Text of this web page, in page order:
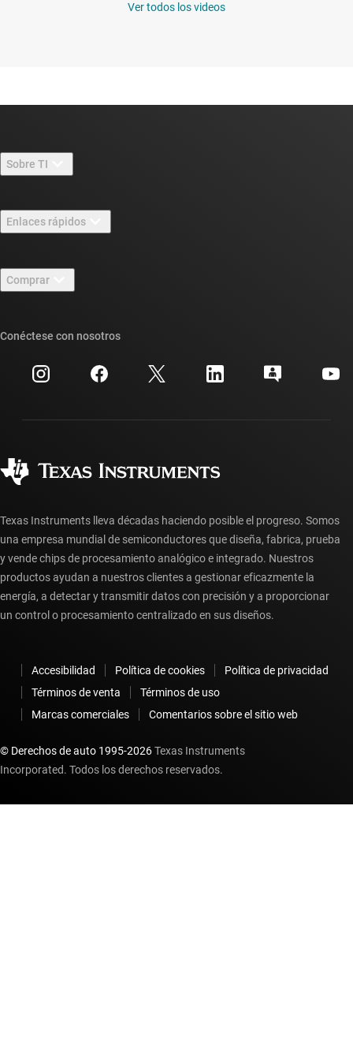
Ver todos los videos
Sobre TI
Carreras laborales
Sala de redacción
Eventos
Relaciones con los inversionistas
Enlaces rápidos
Foros de soporte de diseño de TI E2E™
Búsqueda de referencias cruzadas
Centro de atención al cliente
Preguntas frecuentes sobre la cuenta myTI
Comprar
Preguntas frecuentes sobre pedidos
Conéctese con nosotros
Texas Instruments lleva décadas haciendo posible el progreso. Somos
una empresa mundial de semiconductores que diseña, fabrica, prueba
y vende chips de procesamiento analógico e integrado. Nuestros
productos ayudan a nuestros clientes a gestionar eficazmente la
energía, a detectar y transmitir datos con precisión y a proporcionar
un control o procesamiento centralizado en sus diseños.
Accesibilidad Política de cookies
Política de privacidad
Términos de venta
Términos de uso
Marcas comerciales
Comentarios sobre el sitio web
© Derechos de auto 1995-2026Texas Instruments
Incorporated. Todos los derechos reservados.